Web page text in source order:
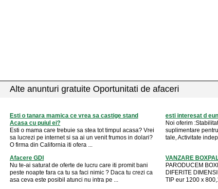
Alte anunturi gratuite Oportunitati de afaceri
Esti o tanara mamica ce vrea sa castige stand
Acasa cu puiul ei?
Esti o mama care trebuie sa stea tot timpul acasa? Vrei
sa lucrezi pe internet si sa ai un venit frumos in dolari?
O firma din California iti ofera ...
esti interesat d
Noi oferim
suplimentare
tale, Activitate
Afacere GDI
Nu te-ai saturat de oferte de lucru care iti promit bani
peste noapte fara ca tu sa faci nimic ? Daca tu crezi ca
asa ceva este posibil atunci nu intra pe ...
VANZARE
PARODUCEM
DIFERITE
TIP eur 1200 x